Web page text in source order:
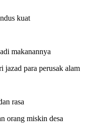
kuat
makanannya
jazad para perusak alam
rasa
orang miskin desa